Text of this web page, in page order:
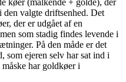
valgte driftsenhed. Det
der er udgået af en
som stadig findes levende i
På den måde er det
som ejeren selv har sat ind i
har goldkøer i